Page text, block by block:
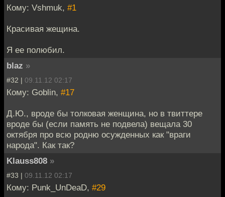
Кому: Vshmuk, #1
Красивая жещина.
Я ее полюбил.
blaz »
#32 | 09.11.12 02:17
Кому: Goblin, #17
Д.Ю., вроде бы толковая женщина, но в твиттере
вроде бы (если память не подвела) вещала 30
октября про всю родню осужденных как "враги
народа". Как так?
Klauss808 »
#33 | 09.11.12 02:17
Кому: Punk_UnDeaD, #29